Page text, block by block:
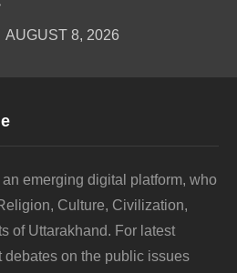
AUGUST 8, 2026
emerging digital platform, who
Culture, Civilization,
of Uttarakhand. For latest
debates on the public issues